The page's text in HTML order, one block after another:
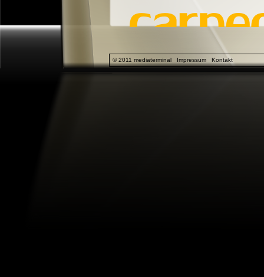
© 2011 mediaterminal Impressum Kontakt